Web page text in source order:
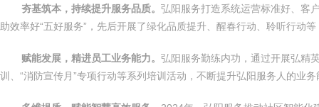
夯基筑本，持续提升服务品质。 弘阳服务打造系统运营标准好、客
助效率好“五好服务”，先后开展了绿化品质提升、醒春行动、聆听行动
赋能发展，精进员工业务能力。 弘阳服务勤练内功，通过开展弘精
训、“消防宣传月”专项行动等系列培训活动，不断提升弘阳服务人的业